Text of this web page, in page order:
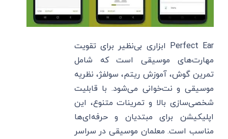
Perfect Ear ابزاری بی‌نظیر برای تقویت
مهارت‌های موسیقی است که شامل
تمرین گوش، آموزش ریتم، سولفژ، نظریه
موسیقی و نت‌خوانی می‌شود. با قابلیت
شخصی‌سازی بالا و تمرینات متنوع، این
اپلیکیشن برای مبتدیان و حرفه‌ای‌ها
مناسب است. معلمان موسیقی در سراسر